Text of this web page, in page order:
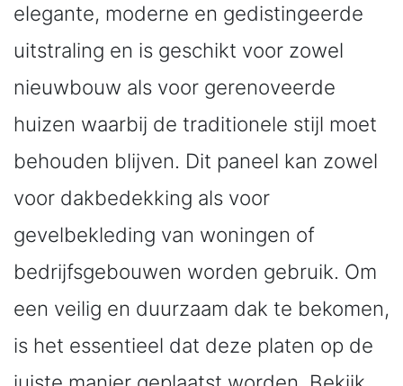
elegante, moderne en gedistingeerde
uitstraling en is geschikt voor zowel
nieuwbouw als voor gerenoveerde
huizen waarbij de traditionele stijl moet
behouden blijven. Dit paneel kan zowel
voor dakbedekking als voor
gevelbekleding van woningen of
bedrijfsgebouwen worden gebruik. Om
een veilig en duurzaam dak te bekomen,
is het essentieel dat deze platen op de